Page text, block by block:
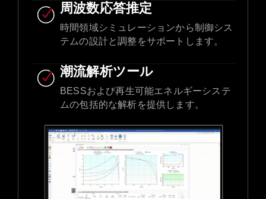
周波数応答推定
時間領域シミュレーションから制御シス
テムの設計と調整をサポートします。
潮流解析ツール
BESSおよび再生可能エネルギーシステ
ムの包括的な解析を提供します。